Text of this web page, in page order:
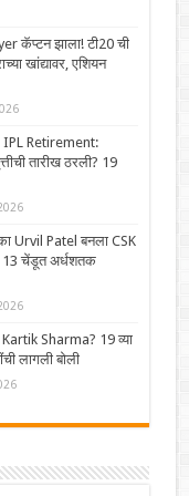
कॅप्टन झाला! टी20 ची
खांद्यावर, एशियन
Retirement:
तारीख ठरली? 19
Urvil Patel बनला CSK
13 चेंडूत अर्धशतक
Sharma? 19 व्या
लागली बोली